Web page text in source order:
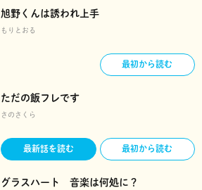
旭野くんは誘われ上手
もりとおる
最初から読む
ただの飯フレです
さのさくら
最新話を読む 最初から読む
グラスハート 音楽は何処に？